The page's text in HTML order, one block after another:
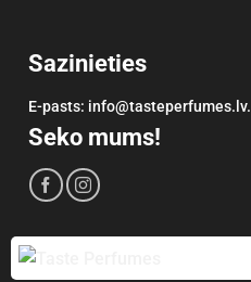
Sazinieties
E-pasts: info@tasteperfumes.lv.
Seko mums!